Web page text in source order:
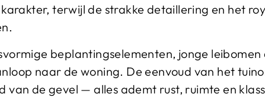
terwijl de strakke detaillering en het
beplantingselementen, jonge
naar de woning. De eenvoud van het
van de gevel — alles ademt rust, ruimte en